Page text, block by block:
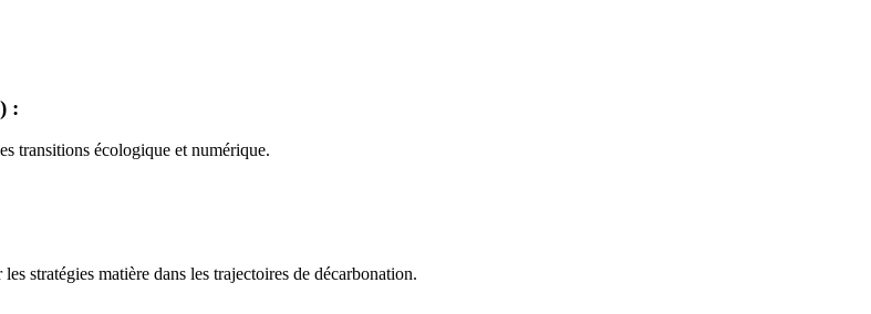
:
transitions écologique et numérique.
stratégies matière dans les trajectoires de décarbonation.